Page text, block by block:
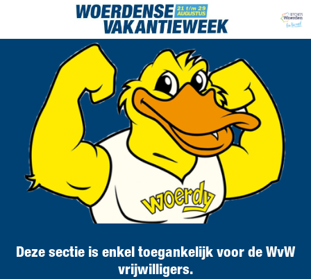
Deze sectie is enkel toegankelijk voor de WvW
vrijwilligers.